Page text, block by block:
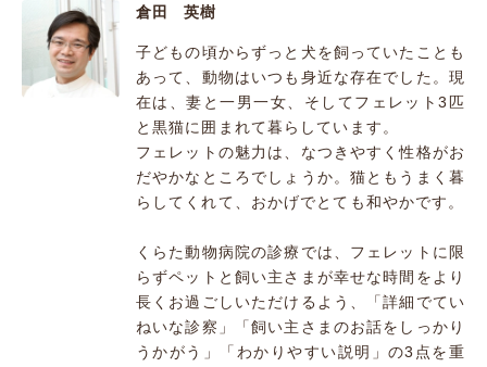
倉田 英樹
子どもの頃からずっと犬を飼っていたことも
あって、動物はいつも身近な存在でした。現
在は、妻と一男一女、そしてフェレット3匹
と黒猫に囲まれて暮らしています。
フェレットの魅力は、なつきやすく性格がお
だやかなところでしょうか。猫ともうまく暮
らしてくれて、おかげでとても和やかです。
くらた動物病院の診療では、フェレットに限
らずペットと飼い主さまが幸せな時間をより
長くお過ごしいただけるよう、「詳細でてい
ねいな診察」「飼い主さまのお話をしっかり
うかがう」「わかりやすい説明」の3点を重